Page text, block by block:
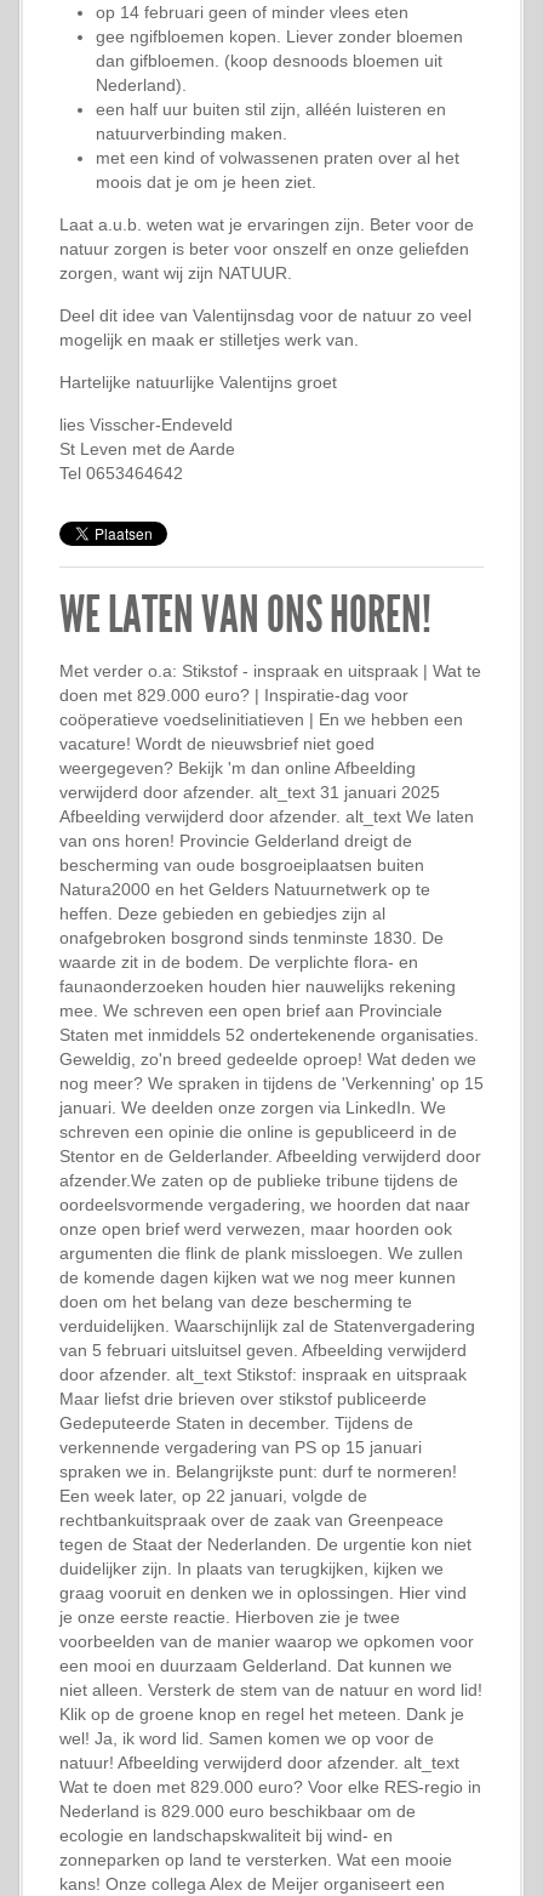
op 14 februari geen of minder vlees eten
gee ngifbloemen kopen. Liever zonder bloemen
dan gifbloemen. (koop desnoods bloemen uit
Nederland).
een half uur buiten stil zijn, alléén luisteren en
natuurverbinding maken.
met een kind of volwassenen praten over al het
moois dat je om je heen ziet.
Laat a.u.b. weten wat je ervaringen zijn. Beter voor de
natuur zorgen is beter voor onszelf en onze geliefden
zorgen, want wij zijn NATUUR.
Deel dit idee van Valentijnsdag voor de natuur zo veel
mogelijk en maak er stilletjes werk van.
Hartelijke natuurlijke Valentijns groet
lies Visscher-Endeveld
St Leven met de Aarde
Tel 0653464642
WE LATEN VAN ONS HOREN!
Met verder o.a: Stikstof - inspraak en uitspraak | Wat te
doen met 829.000 euro? | Inspiratie-dag voor
coöperatieve voedselinitiatieven | En we hebben een
vacature! Wordt de nieuwsbrief niet goed
weergegeven? Bekijk 'm dan online Afbeelding
verwijderd door afzender. alt_text 31 januari 2025
Afbeelding verwijderd door afzender. alt_text We laten
van ons horen! Provincie Gelderland dreigt de
bescherming van oude bosgroeiplaatsen buiten
Natura2000 en het Gelders Natuurnetwerk op te
heffen. Deze gebieden en gebiedjes zijn al
onafgebroken bosgrond sinds tenminste 1830. De
waarde zit in de bodem. De verplichte flora- en
faunaonderzoeken houden hier nauwelijks rekening
mee. We schreven een open brief aan Provinciale
Staten met inmiddels 52 ondertekenende organisaties.
Geweldig, zo'n breed gedeelde oproep! Wat deden we
nog meer? We spraken in tijdens de 'Verkenning' op 15
januari. We deelden onze zorgen via LinkedIn. We
schreven een opinie die online is gepubliceerd in de
Stentor en de Gelderlander. Afbeelding verwijderd door
afzender.We zaten op de publieke tribune tijdens de
oordeelsvormende vergadering, we hoorden dat naar
onze open brief werd verwezen, maar hoorden ook
argumenten die flink de plank missloegen. We zullen
de komende dagen kijken wat we nog meer kunnen
doen om het belang van deze bescherming te
verduidelijken. Waarschijnlijk zal de Statenvergadering
van 5 februari uitsluitsel geven. Afbeelding verwijderd
door afzender. alt_text Stikstof: inspraak en uitspraak
Maar liefst drie brieven over stikstof publiceerde
Gedeputeerde Staten in december. Tijdens de
verkennende vergadering van PS op 15 januari
spraken we in. Belangrijkste punt: durf te normeren!
Een week later, op 22 januari, volgde de
rechtbankuitspraak over de zaak van Greenpeace
tegen de Staat der Nederlanden. De urgentie kon niet
duidelijker zijn. In plaats van terugkijken, kijken we
graag vooruit en denken we in oplossingen. Hier vind
je onze eerste reactie. Hierboven zie je twee
voorbeelden van de manier waarop we opkomen voor
een mooi en duurzaam Gelderland. Dat kunnen we
niet alleen. Versterk de stem van de natuur en word lid!
Klik op de groene knop en regel het meteen. Dank je
wel! Ja, ik word lid. Samen komen we op voor de
natuur! Afbeelding verwijderd door afzender. alt_text
Wat te doen met 829.000 euro? Voor elke RES-regio in
Nederland is 829.000 euro beschikbaar om de
ecologie en landschapskwaliteit bij wind- en
zonneparken op land te versterken. Wat een mooie
kans! Onze collega Alex de Meijer organiseert een